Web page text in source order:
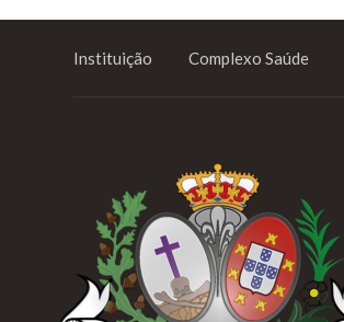
Instituição Complexo Saúde